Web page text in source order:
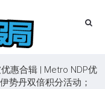
惠合辑 | Metro NDP优
势丹双倍积分活动；